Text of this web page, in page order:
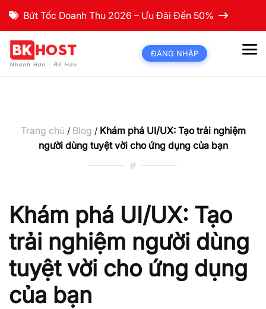
Bứt Tốc Doanh Thu 2026 – Ưu Đãi Đến 50%
ĐĂNG NHẬP
Trang chủ / Blog / Khám phá UI/UX: Tạo trải nghiệm
người dùng tuyệt vời cho ứng dụng của bạn
#
Khám phá UI/UX: Tạo
trải nghiệm người dùng
tuyệt vời cho ứng dụng
của bạn